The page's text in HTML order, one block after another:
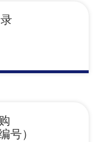
号）